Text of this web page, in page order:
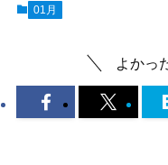
01月
よかっ